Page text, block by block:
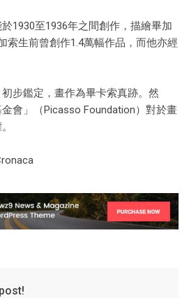
1930至1936年之間創作，描繪畢加
索生前曾創作1.4萬幅作品，而他亦經
步鑑定，畫作為畢卡索真跡。然
會」（Picasso Foundation）對於畫